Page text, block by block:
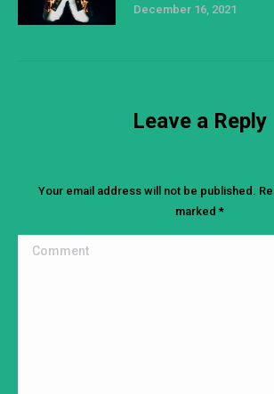
December 16, 2021
Leave a Reply
Your email address will not be published.
marked *
Comment